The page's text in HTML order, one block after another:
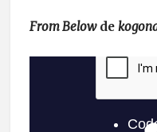
From Belowde